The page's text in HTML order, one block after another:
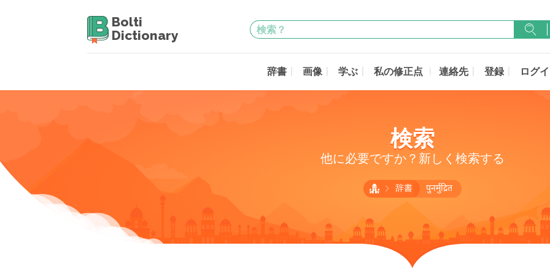
Bolti
Dictionary
辞書 画像 学ぶ 私の修正点 連絡先 登録 ログ
検索
他に必要ですか？新しく検索する
辞書 पुनर्मुद्रित